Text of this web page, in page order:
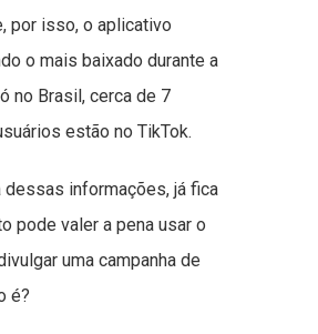
por isso, o aplicativo
o mais baixado durante a
no Brasil, cerca de 7
estão no TikTok.
dessas informações, já fica
pode valer a pena usar o
uma campanha de
é?